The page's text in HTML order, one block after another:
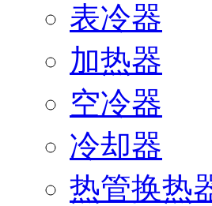
表冷器
加热器
空冷器
冷却器
热管换热